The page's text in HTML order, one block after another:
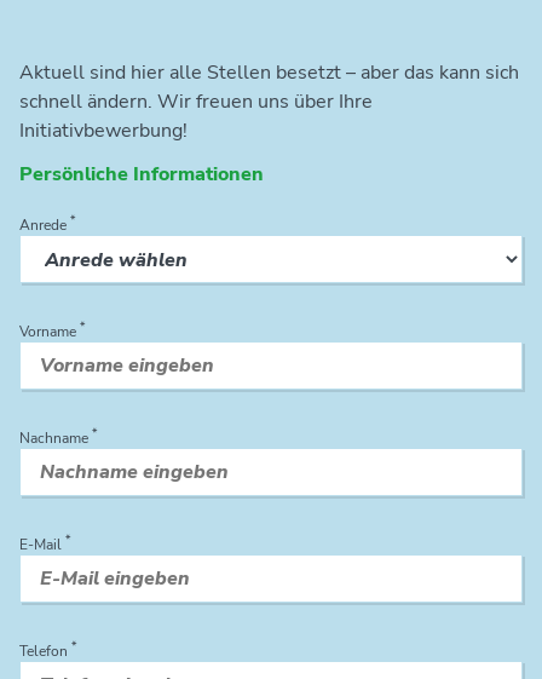
Aktuell sind hier alle Stellen besetzt – aber das kann sich
schnell ändern. Wir freuen uns über Ihre
Initiativbewerbung!
Persönliche Informationen
Anrede *
Vorname *
Nachname *
E-Mail *
Telefon *